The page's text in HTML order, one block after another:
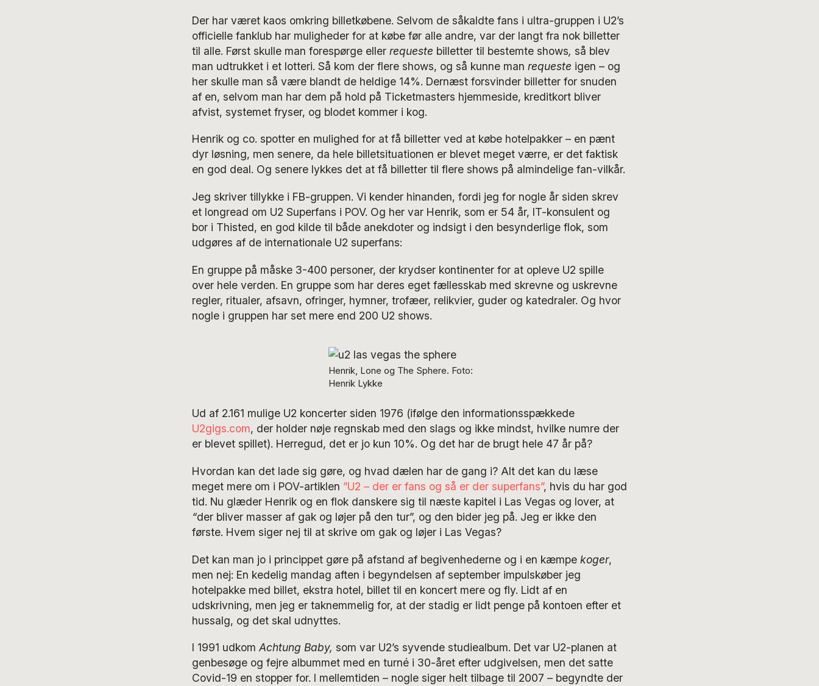
Der har været kaos omkring billetkøbene. Selvom de såkaldte fans i ultra-gruppen i U2’s
officielle fanklub har muligheder for at købe før alle andre, var der langt fra nok billetter
til alle. Først skulle man forespørge eller requeste billetter til bestemte shows, så blev
man udtrukket i et lotteri. Så kom der flere shows, og så kunne man requeste igen – og
her skulle man så være blandt de heldige 14%. Dernæst forsvinder billetter for snuden
af en, selvom man har dem på hold på Ticketmasters hjemmeside, kreditkort bliver
afvist, systemet fryser, og blodet kommer i kog.
Henrik og co. spotter en mulighed for at få billetter ved at købe hotelpakker – en pænt
dyr løsning, men senere, da hele billetsituationen er blevet meget værre, er det faktisk
en god deal. Og senere lykkes det at få billetter til flere shows på almindelige fan-vilkår.
Jeg skriver tillykke i FB-gruppen. Vi kender hinanden, fordi jeg for nogle år siden skrev
et longread om U2 Superfans i POV. Og her var Henrik, som er 54 år, IT-konsulent og
bor i Thisted, en god kilde til både anekdoter og indsigt i den besynderlige flok, som
udgøres af de internationale U2 superfans:
En gruppe på måske 3-400 personer, der krydser kontinenter for at opleve U2 spille
over hele verden. En gruppe som har deres eget fællesskab med skrevne og uskrevne
regler, ritualer, afsavn, ofringer, hymner, trofæer, relikvier, guder og katedraler. Og hvor
nogle i gruppen har set mere end 200 U2 shows.
Henrik, Lone og The Sphere. Foto:
Henrik Lykke
Ud af 2.161 mulige U2 koncerter siden 1976 (ifølge den informationsspækkede
U2gigs.com, der holder nøje regnskab med den slags og ikke mindst, hvilke numre der
er blevet spillet). Herregud, det er jo kun 10%. Og det har de brugt hele 47 år på?
Hvordan kan det lade sig gøre, og hvad dælen har de gang i? Alt det kan du læse
meget mere om i POV-artiklen ”U2 – der er fans og så er der superfans”, hvis du har god
tid. Nu glæder Henrik og en flok danskere sig til næste kapitel i Las Vegas og lover, at
“der bliver masser af gak og løjer på den tur”, og den bider jeg på. Jeg er ikke den
første. Hvem siger nej til at skrive om gak og løjer i Las Vegas?
Det kan man jo i princippet gøre på afstand af begivenhederne og i en kæmpe koger,
men nej: En kedelig mandag aften i begyndelsen af september impulskøber jeg
hotelpakke med billet, ekstra hotel, billet til en koncert mere og fly. Lidt af en
udskrivning, men jeg er taknemmelig for, at der stadig er lidt penge på kontoen efter et
hussalg, og det skal udnyttes.
I 1991 udkomAchtung Baby, som var U2’s syvende studiealbum. Det var U2-planen at
genbesøge og fejre albummet med en turné i 30-året efter udgivelsen, men det satte
Covid-19 en stopper for. I mellemtiden – nogle siger helt tilbage til 2007 – begyndte der